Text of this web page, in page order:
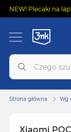
NEW! Plecaki na
Xiaomi
Strona główna Wg